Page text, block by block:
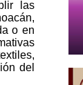
las
o en
del